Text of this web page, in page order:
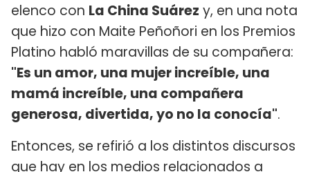
elenco con La China Suárez y, en una nota
que hizo con Maite Peñoñori en los Premios
Platino habló maravillas de su compañera:
"Es un amor, una mujer increíble, una
mamá increíble, una compañera
generosa, divertida, yo no la conocía".
Entonces, se refirió a los distintos discursos
que hay en los medios relacionados a